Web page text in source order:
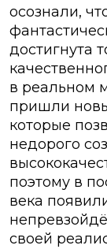
осознали,
достигнута
в реальном
пришли
которые
недорого
поэтому в
века
своей